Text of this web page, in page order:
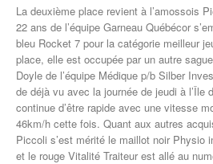
La deuxième place revient à l’amossois
22 ans de l’équipe Garneau Québécor
bleu Rocket 7 pour la catégorie meilleur
place, elle est occupée par un autre
Doyle de l’équipe Médique p/b Silber
de déjà vu avec la journée de jeudi à l’Île
continue d’être rapide avec une vitesse
46km/h cette fois. Quant aux autres
Piccoli s’est mérité le maillot noir Physio
et le rouge Vitalité Traiteur est allé au